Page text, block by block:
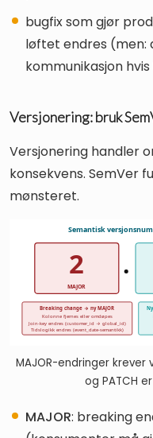
bugfix som gjør
løftet endres
kommunikasjon
Versjonering: bruk
Versjonering handler
konsekvens. SemVer
mønsteret.
MAJOR-endringer krever
og PATCH
MAJOR: breaking